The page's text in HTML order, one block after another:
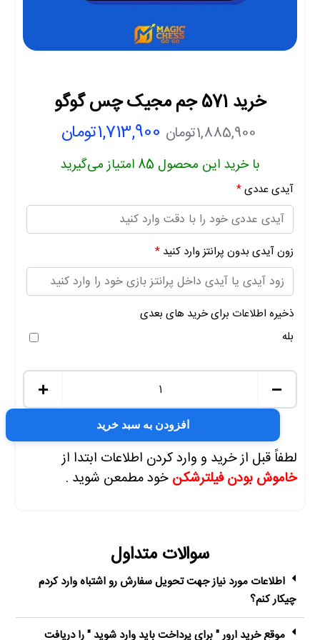
خرید 571 جم مجیک چس گوگو
1,885,900تومان 1,713,900تومان
با خرید این محصول 85 امتیاز می‌گیرید
آیدی عددی*
زون آیدی بدون پرانتز وارد کنید *
ذخیره اطلاعات برای خرید های بعدی
بله
−
+
افزودن به سبد خرید
لطفاً قبل از خرید و وارد کردن اطلاعات ابتدا از
خاموش بودن فیلترشکن خود مطمعن شوید .
سوالات متداول
اطلاعات مورد نیاز جهت تحویل سفارش رو اشتباه وارد کردم
چیکار کنم؟
موقع خرید ارور " برای پرداخت باید وارد شوید " را دریافت